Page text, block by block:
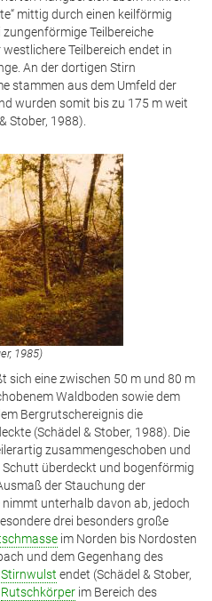
mittig durch einen keilförmig
Teilbereiche
Teilbereich endet in
An der dortigen Stirn
stammen aus dem Umfeld der
wurden somit bis zu 175 m weit
Stober, 1988).
1985)
sich eine zwischen 50 m und 80 m
Waldboden sowie dem
Bergrutschereignis die
(Schädel & Stober, 1988). Die
zusammengeschoben und
Schutt überdeckt und bogenförmig
der Stauchung der
unterhalb davon ab, jedoch
drei besonders große
im Norden bis Nordosten
und dem Gegenhang des
Stirnwulst endet (Schädel & Stober,
Rutschkörper im Bereich des